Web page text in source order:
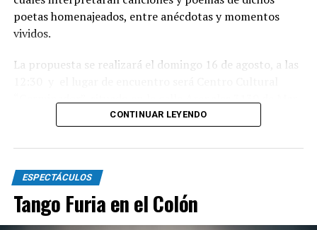
poetas homenajeados, entre anécdotas y momentos
vividos.
La propuesta se realizará el domingo 16 de agosto, a las
Habrá danzas nativas y baile familiar, con gran servicio
sobre. Para mas información o reservas escribir ll what
sapp 2236104302
CONTINUAR LEYENDO
ESPECTÁCULOS
Tango Furia en el Colón